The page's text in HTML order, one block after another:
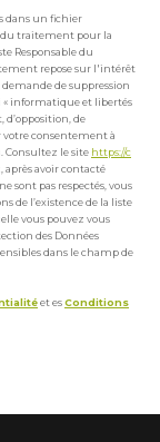
dans un fichier
traitement pour la
Responsable du
repose sur l'intérêt
de suppression
« informatique et libertés
d’opposition, de
votre consentement à
Consultez le site https://c
après avoir contacté
sont pas respectés, vous
de l’existence de la liste
vous pouvez vous
des Données
dans le champ de
et esConditions